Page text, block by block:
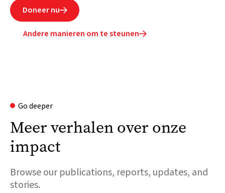
Doneer nu
Andere manieren om te steunen
Go deeper
Meer verhalen over onze
impact
Browse our publications, reports, updates, and
stories.